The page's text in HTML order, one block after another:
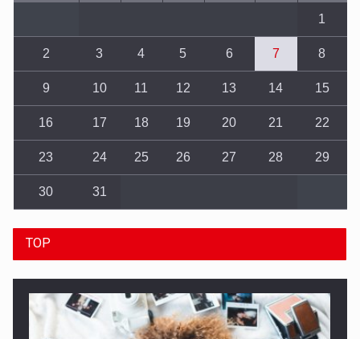
1
2 3 4 5 6 7 8
9 10 11 12 13 14 15
16 17 18 19 20 21 22
23 24 25 26 27 28 29
30 31
TOP